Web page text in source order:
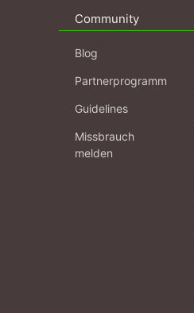
Community
Blog
Partnerprogramm
Guidelines
Missbrauch
melden